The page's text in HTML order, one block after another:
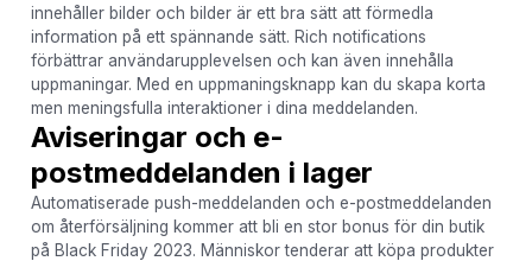
innehåller bilder och bilder är ett bra sätt att förmedla
information på ett spännande sätt. Rich notifications
förbättrar användarupplevelsen och kan även innehålla
uppmaningar. Med en uppmaningsknapp kan du skapa korta
men meningsfulla interaktioner i dina meddelanden.
Aviseringar och e-
postmeddelanden i lager
Automatiserade push-meddelanden och e-postmeddelanden
om återförsäljning kommer att bli en stor bonus för din butik
på Black Friday 2023. Människor tenderar att köpa produkter